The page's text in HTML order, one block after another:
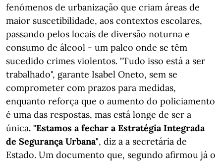
fenómenos de urbanização que criam áreas de
maior suscetibilidade, aos contextos escolares,
passando pelos locais de diversão noturna e
consumo de álcool - um palco onde se têm
sucedido crimes violentos. "Tudo isso está a ser
trabalhado", garante Isabel Oneto, sem se
comprometer com prazos para medidas,
enquanto reforça que o aumento do policiamento
é uma das respostas, mas está longe de ser a
única. "Estamos a fechar a Estratégia Integrada
de Segurança Urbana", diz a a secretária de
Estado. Um documento que, segundo afirmou já o